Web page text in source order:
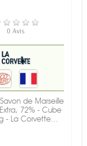
EN STOCK
0 Avis
de Marseille
72% - Cube
- La Corvette...